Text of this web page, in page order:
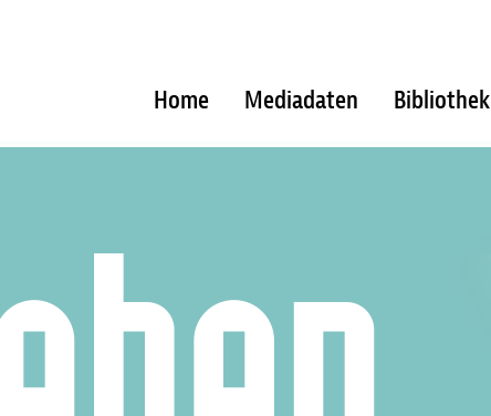
Home Mediadaten Bibliothek